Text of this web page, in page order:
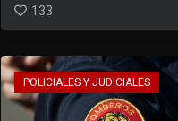
133
POLICIALES Y JUDICIALES